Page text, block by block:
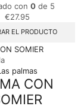
con 0 de 5
€27.95
EL PRODUCTO
palmas
CON